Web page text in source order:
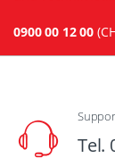
0900 00 12 00
Tel.